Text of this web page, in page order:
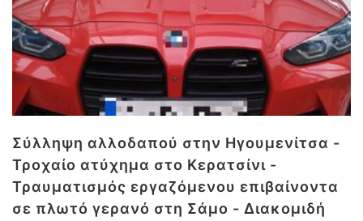
Σύλληψη αλλοδαπού στην Ηγουμενίτσα -
Τροχαίο ατύχημα στο Κερατσίνι -
Τραυματισμός εργαζόμενου επιβαίνοντα
σε πλωτό γερανό στη Σάμο - Διακομιδή